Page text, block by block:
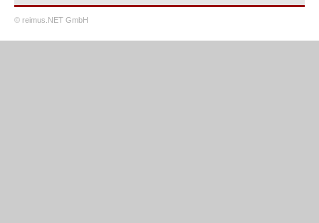
© reimus.NET GmbH